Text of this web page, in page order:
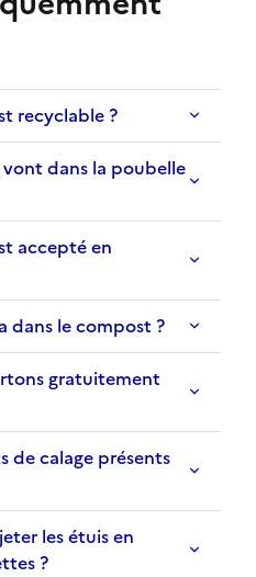
recyclable ?
dans la poubelle
accepté en
dans le compost ?
gratuitement
de calage présents
les étuis en
?